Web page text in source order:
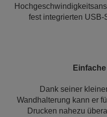
fest integrierten USB-
Dank seiner
Wandhalterung kann er
Drucken nahezu